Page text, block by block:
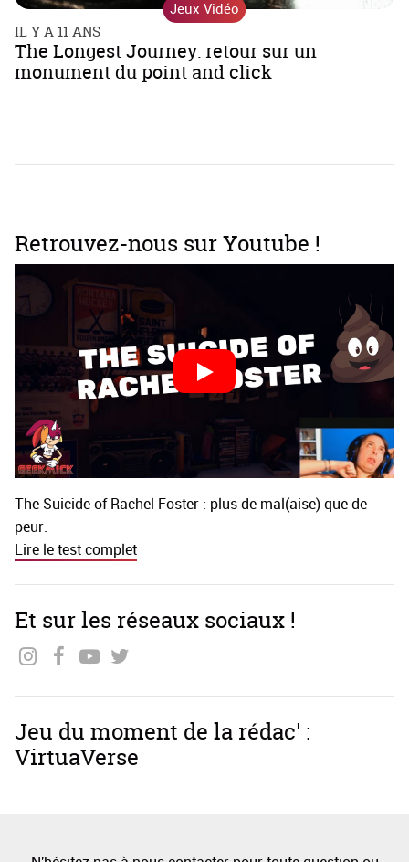
Jeux Vidéo
IL Y A 11 ANS
The Longest Journey: retour sur un
monument du point and click
Retrouvez-nous sur Youtube !
The Suicide of Rachel Foster : plus de mal(aise) que de
peur.
Lire le test complet
Et sur les réseaux sociaux !
Jeu du moment de la rédac' :
VirtuaVerse